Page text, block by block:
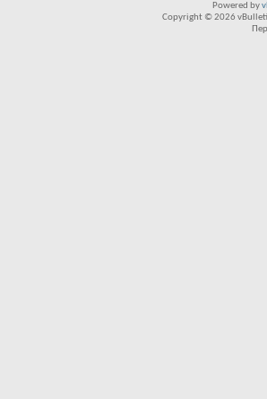
Powered by
Copyright © 2026